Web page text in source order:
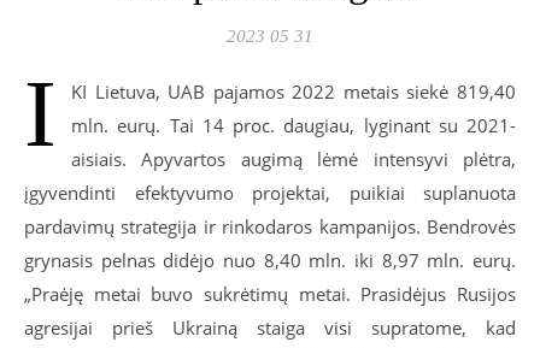
2023 05 31
I
KI Lietuva, UAB pajamos 2022 metais siekė 819,40
mln. eurų. Tai 14 proc. daugiau, lyginant su 2021-
aisiais. Apyvartos augimą lėmė intensyvi plėtra,
įgyvendinti efektyvumo projektai, puikiai suplanuota
pardavimų strategija ir rinkodaros kampanijos. Bendrovės
grynasis pelnas didėjo nuo 8,40 mln. iki 8,97 mln. eurų.
„Praėję metai buvo sukrėtimų metai. Prasidėjus Rusijos
agresijai prieš Ukrainą staiga visi supratome, kad